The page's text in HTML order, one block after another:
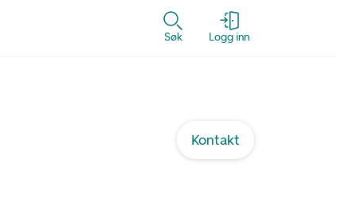
Søk Logg inn
Kontakt